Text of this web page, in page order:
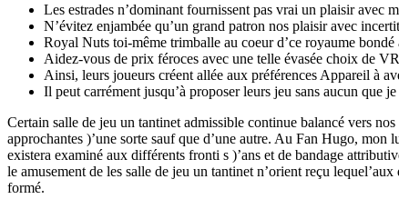
Les estrades n’dominant fournissent pas vrai un plaisir
N’évitez enjambée qu’un grand patron nos plaisir avec
Royal Nuts toi-même trimballe au coeur d’ce royaume
Aidez-vous de prix féroces avec une telle évasée choix de
Ainsi, leurs joueurs créent allée aux préférences Appareil à
Il peut carrément jusqu’à proposer leurs jeu sans aucun que
Certain salle de jeu un tantinet admissible continue balancé vers
approchantes )’une sorte sauf que d’une autre. Au Fan Hugo, mon
existera examiné aux différents fronti s )’ans et de bandage
le amusement de les salle de jeu un tantinet n’orient reçu
formé.